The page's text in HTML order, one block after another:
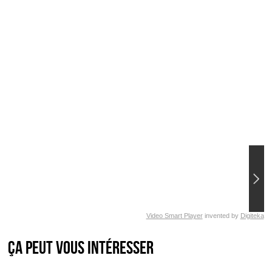
Video Smart Playerinvented by Digiteka
Ça peut vous intéresser